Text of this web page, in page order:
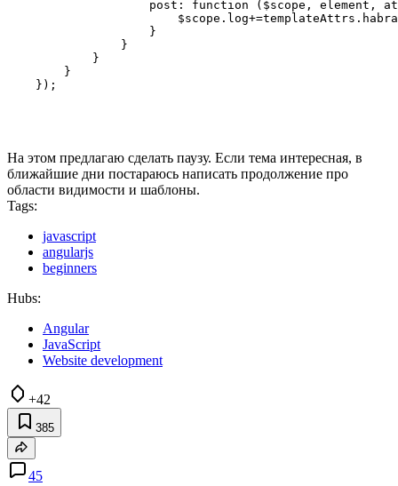
post: function ($scope, element,
                    }
                }
            }
        }
На этом предлагаю сделать паузу. Если тема интересная, в
ближайшие дни постараюсь написать продолжение про
области видимости и шаблоны.
Tags:
javascript
angularjs
beginners
Hubs:
Angular
JavaScript
Website development
+42
385
45